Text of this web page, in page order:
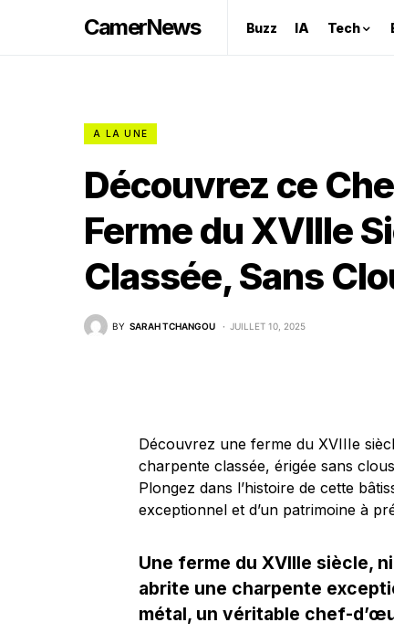
CamerNews Buzz IA Tech
A LA UNE
Découvrez ce
Ferme du XVIIIe
Classée, Sans
BY SARAH TCHANGOU JUILLET 10, 2025
Découvrez une ferme du XVIIIe
charpente classée, érigée sans
Plongez dans l’histoire de cette
exceptionnel et d’un patrimoine à
Une ferme du XVIIIe siècle,
abrite une charpente
métal, un véritable chef-